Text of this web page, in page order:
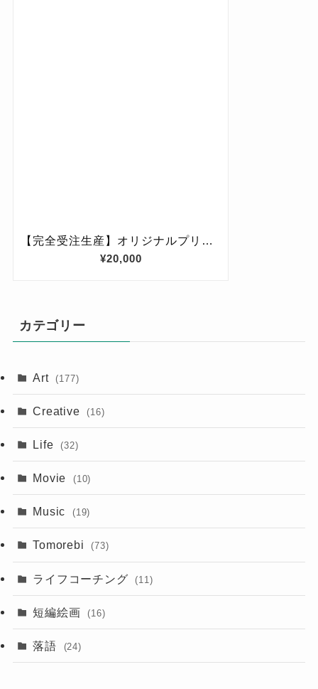
カテゴリー
Art (177)
Creative (16)
Life (32)
Movie (10)
Music (19)
Tomorebi (73)
ライフコーチング (11)
短編絵画 (16)
落語 (24)